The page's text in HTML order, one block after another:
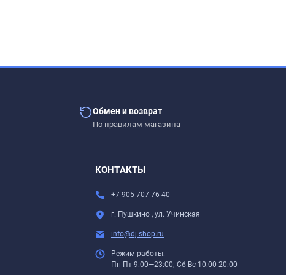
Обмен и возврат
По правилам магазина
КОНТАКТЫ
+7 905 707-76-40
г. Пушкино , ул. Учинская
info@dj-shop.ru
Режим работы:
Пн-Пт 9:00—23:00; Сб-Вс 10:00-20:00